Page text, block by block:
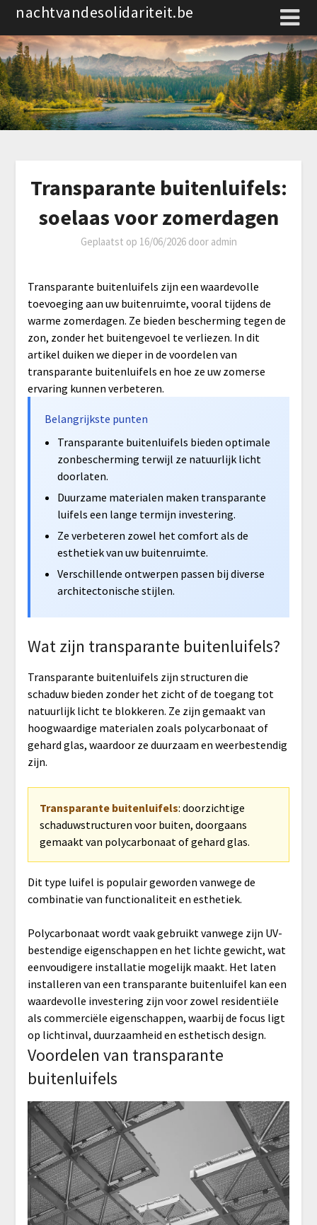
Spring
de
inhoud
nachtvandesolidariteit.be
Transparante buitenluifels:
soelaas voor zomerdagen
Geplaatst op 16/06/2026door admin
Transparante buitenluifels zijn een waardevolle
toevoeging aan uw buitenruimte, vooral tijdens de
warme zomerdagen. Ze bieden bescherming tegen de
zon, zonder het buitengevoel te verliezen. In dit
artikel duiken we dieper in de voordelen van
transparante buitenluifels en hoe ze uw zomerse
ervaring kunnen verbeteren.
Belangrijkste punten
Transparante buitenluifels bieden optimale
zonbescherming terwijl ze natuurlijk licht
doorlaten.
Duurzame materialen maken transparante
luifels een lange termijn investering.
Ze verbeteren zowel het comfort als de
esthetiek van uw buitenruimte.
Verschillende ontwerpen passen bij diverse
architectonische stijlen.
Wat zijn transparante buitenluifels?
Transparante buitenluifels zijn structuren die
schaduw bieden zonder het zicht of de toegang tot
natuurlijk licht te blokkeren. Ze zijn gemaakt van
hoogwaardige materialen zoals polycarbonaat of
gehard glas, waardoor ze duurzaam en weerbestendig
zijn.
Transparante buitenluifels: doorzichtige
schaduwstructuren voor buiten, doorgaans
gemaakt van polycarbonaat of gehard glas.
Dit type luifel is populair geworden vanwege de
combinatie van functionaliteit en esthetiek.
Polycarbonaat wordt vaak gebruikt vanwege zijn UV-
bestendige eigenschappen en het lichte gewicht, wat
eenvoudigere installatie mogelijk maakt. Het laten
installeren van een transparante buitenluifel kan een
waardevolle investering zijn voor zowel residentiële
als commerciële eigenschappen, waarbij de focus ligt
op lichtinval, duurzaamheid en esthetisch design.
Voordelen van transparante
buitenluifels